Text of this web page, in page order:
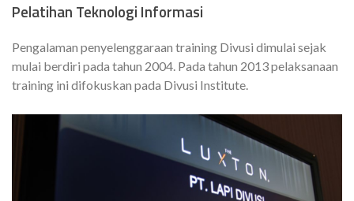
Pelatihan Teknologi Informasi
Pengalaman penyelenggaraan training Divusi dimulai sejak
mulai berdiri pada tahun 2004. Pada tahun 2013 pelaksanaan
training ini difokuskan pada Divusi Institute.